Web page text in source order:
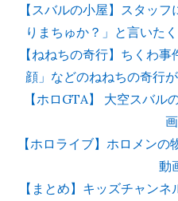
【スバルの小屋】スタッ
りまちゅか？」と言いた
【ねねちの奇行】ちくわ
顔」などのねねちの奇行
【ホロGTA】 大空スバル
画
【ホロライブ】ホロメンの
動
【まとめ】キッズチャン